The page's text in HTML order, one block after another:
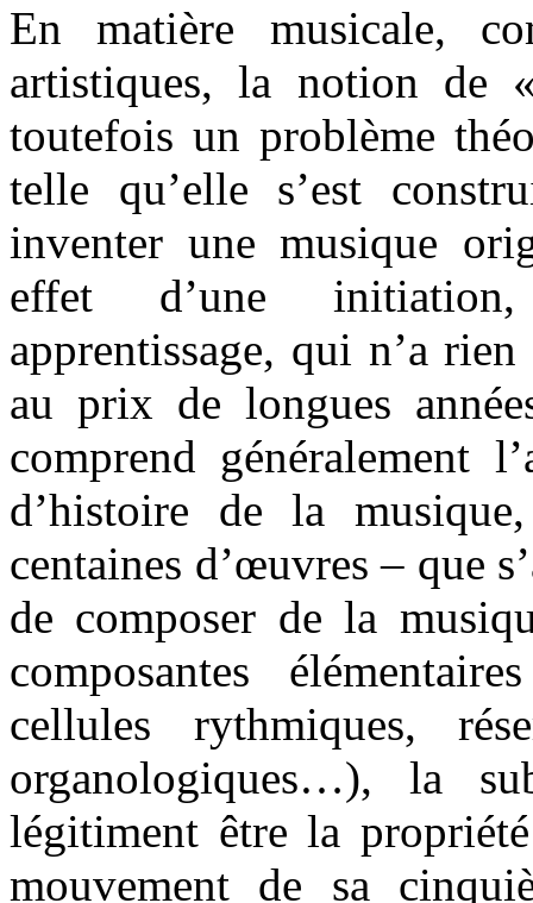
En matière musicale,
artistiques, la notion de
toutefois un problème
telle qu’elle s’est
inventer une musique
effet d’une
apprentissage, qui n’a
au prix de longues
comprend généralement
d’histoire de la
centaines d’œuvres – que
de composer de la
composantes
cellules rythmiques,
organologiques…), la
légitiment être la
mouvement de sa